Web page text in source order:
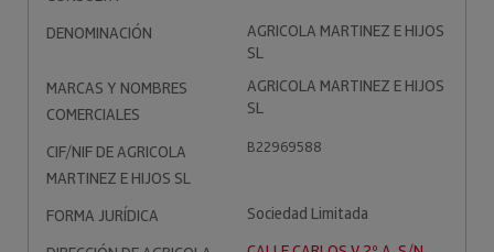
DENOMINACIÓN
AGRICOLA MARTINEZ E HIJOS
SL
MARCAS Y NOMBRES
COMERCIALES
AGRICOLA MARTINEZ E HIJOS
SL
CIF/NIF DE AGRICOLA
MARTINEZ E HIJOS SL
B22969588
FORMA JURÍDICA
Sociedad Limitada